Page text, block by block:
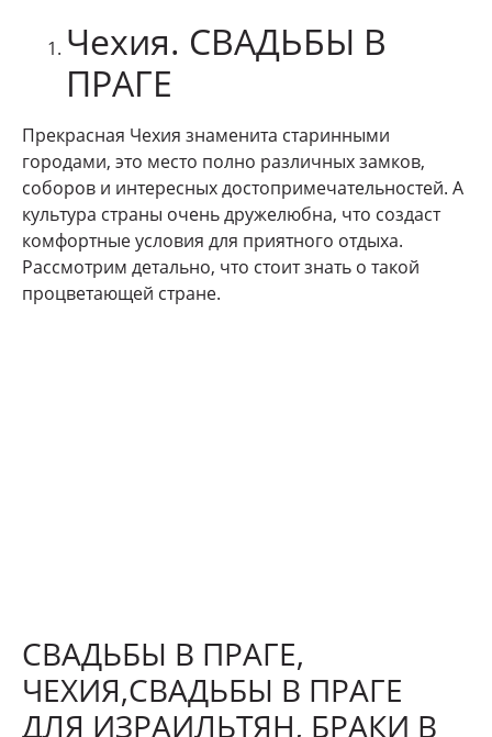
Чехия. СВАДЬБЫ В
ПРАГЕ
Прекрасная Чехия знаменита старинными
городами, это место полно различных замков,
соборов и интересных достопримечательностей. А
культура страны очень дружелюбна, что создаст
комфортные условия для приятного отдыха.
Рассмотрим детально, что стоит знать о такой
процветающей стране.
СВАДЬБЫ В ПРАГЕ,
ЧЕХИЯ,СВАДЬБЫ В ПРАГЕ
ДЛЯ ИЗРАИЛЬТЯН, БРАКИ В